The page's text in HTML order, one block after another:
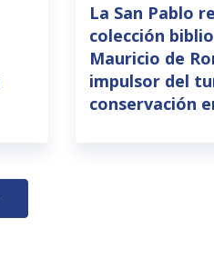
La San Pablo
colección
Mauricio de
impulsor del
conservación